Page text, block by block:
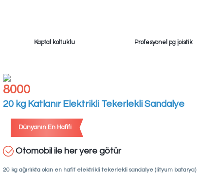
Kaptal koltuklu Profesyonel pg joistik
8000
20 kg Katlanır Elektrikli Tekerlekli Sandalye
Dünyanın En Hafifi
Otomobil ile her yere götür
20 kg ağırlıkta olan en hafif elektrikli tekerlekli sandalye (lityum batarya)